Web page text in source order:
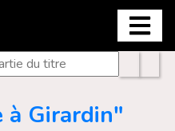
Girardin"